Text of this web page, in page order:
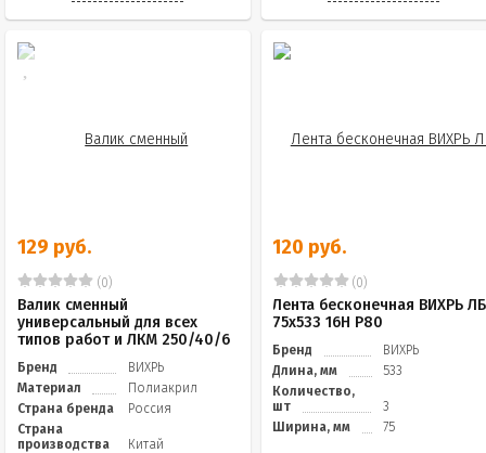
129 руб.
(0)
Валик сменный
универсальный для всех
типов работ и ЛКМ 250/40/6
Бренд
ВИХРЬ
Материал
Полиакрил
Страна бренда
Россия
Страна
производства
Китай
120 руб.
(0)
Лента бесконечная ВИХРЬ ЛБ
75х533 16Н P80
Бренд
ВИХРЬ
Длина, мм
533
Количество,
шт
3
Ширина, мм
75